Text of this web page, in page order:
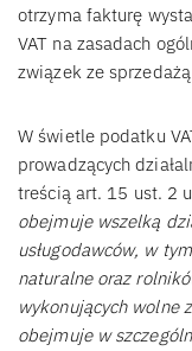
otrzyma fakturę
VAT na zasadach
związek ze
W świetle podatku
prowadzących
treścią art. 15 ust. 2
obejmuje wszelką
usługodawców, w
naturalne oraz
wykonujących wolne
obejmuje w